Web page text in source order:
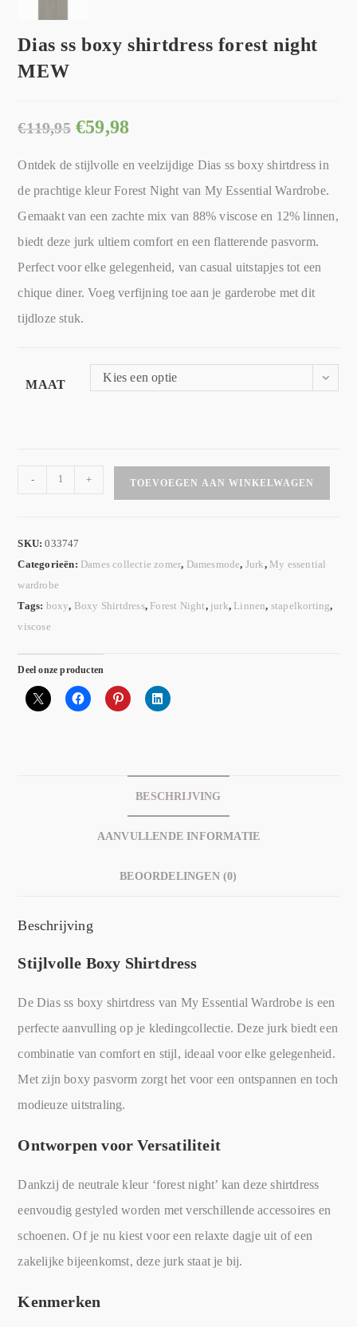
Dias ss boxy shirtdress forest night
MEW
€119,95 €59,98
Ontdek de stijlvolle en veelzijdige Dias ss boxy shirtdress in
de prachtige kleur Forest Night van My Essential Wardrobe.
Gemaakt van een zachte mix van 88% viscose en 12% linnen,
biedt deze jurk ultiem comfort en een flatterende pasvorm.
Perfect voor elke gelegenheid, van casual uitstapjes tot een
chique diner. Voeg verfijning toe aan je garderobe met dit
tijdloze stuk.
MAAT
Kies een optie
- + TOEVOEGEN AAN WINKELWAGEN
SKU:033747
Categorieën: Dames collectie zomer, Damesmode, Jurk, My essential
wardrobe
Tags: boxy, Boxy Shirtdress, Forest Night, jurk, Linnen, stapelkorting,
viscose
Deel onze producten
BESCHRIJVING
AANVULLENDE INFORMATIE
BEOORDELINGEN (0)
Beschrijving
Stijlvolle Boxy Shirtdress
De Dias ss boxy shirtdress van My Essential Wardrobe is een
perfecte aanvulling op je kledingcollectie. Deze jurk biedt een
combinatie van comfort en stijl, ideaal voor elke gelegenheid.
Met zijn boxy pasvorm zorgt het voor een ontspannen en toch
modieuze uitstraling.
Ontworpen voor Versatiliteit
Dankzij de neutrale kleur ‘forest night’ kan deze shirtdress
eenvoudig gestyled worden met verschillende accessoires en
schoenen. Of je nu kiest voor een relaxte dagje uit of een
zakelijke bijeenkomst, deze jurk staat je bij.
Kenmerken